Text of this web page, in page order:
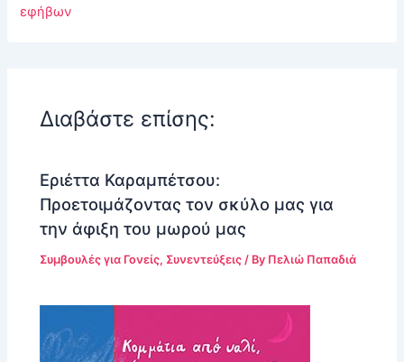
εφήβων
Διαβάστε επίσης:
Εριέττα Καραμπέτσου:
Προετοιμάζοντας τον σκύλο μας για
την άφιξη του μωρού μας
Συμβουλές για Γονείς, Συνεντεύξεις / By Πελιώ Παπαδιά